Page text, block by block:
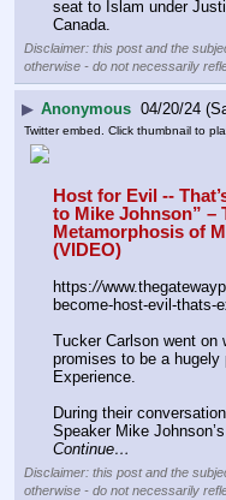
seat to Islam under
Canada.
Disclaimer: this post and the
otherwise - do not necessarily
▶ Anonymous 04/20/24
Twitter embed. Click thumbnail to
Host for Evil --
to Mike Johnson” –
Metamorphosis of
(VIDEO)
https://
become-host-evil-thats-
Tucker Carlson went on
promises to be a hugely
Experience.
During their
Continue…
Disclaimer: this post and the
otherwise - do not necessarily